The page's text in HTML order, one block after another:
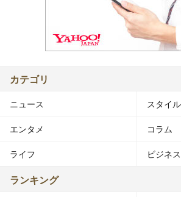
カテゴリ
ニュース スタイル
エンタメ コラム
ライフ ビジネス
ランキング